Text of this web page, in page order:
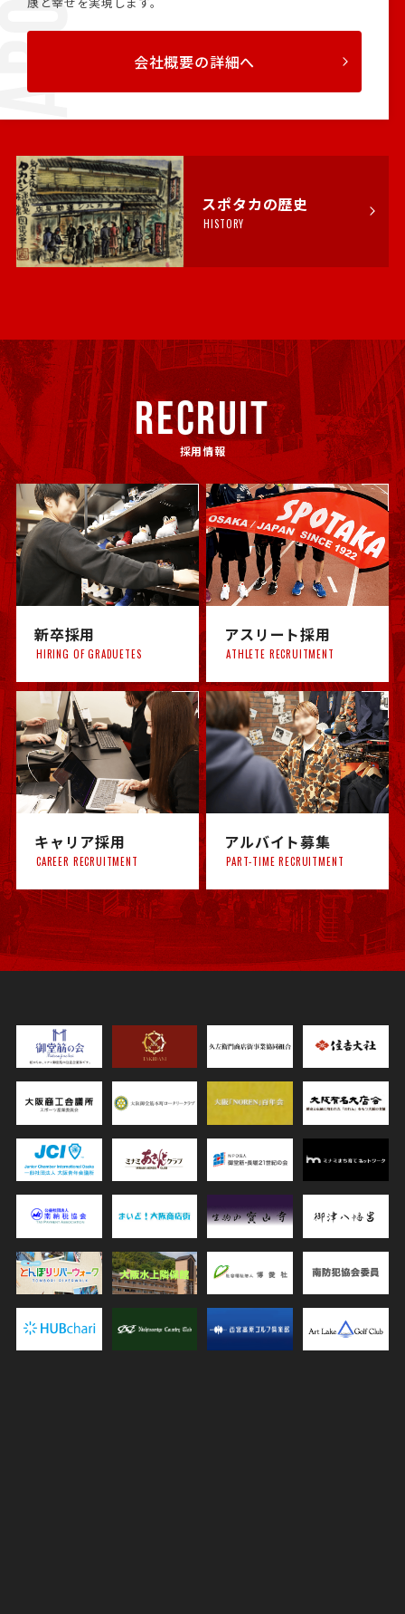
会社概要の詳細へ
スポタカの歴史
HISTORY
RECRUIT
採用情報
新卒採用
HIRING OF GRADUETES
アスリート採用
ATHLETE RECRUITMENT
キャリア採用
CAREER RECRUITMENT
アルバイト募集
PART-TIME RECRUITMENT